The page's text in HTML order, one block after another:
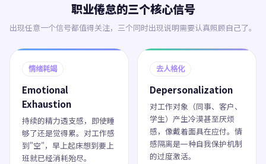
职业倦怠的三个核心信号
出现任意一个信号都值得关注，三个同时出现说明需要认真照顾自己了。
情绪耗竭
Emotional
Exhaustion
持续的精力透支感，即使睡
够了还是觉得累。对工作感
到"空"，早上起床想到要上
班就已经消耗殆尽。
去人格化
Depersonalization
对工作对象（同事、客户、
学生）产生冷漠甚至厌烦
感，像戴着面具在应付。情
感隔离是一种自我保护机制
的过度激活。